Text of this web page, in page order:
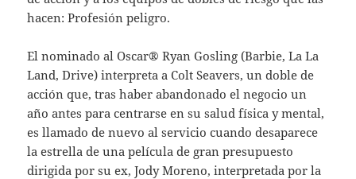
hacen: Profesión peligro.
El nominado al Oscar® Ryan Gosling (Barbie, La La
Land, Drive) interpreta a Colt Seavers, un doble de
acción que, tras haber abandonado el negocio un
año antes para centrarse en su salud física y mental,
es llamado de nuevo al servicio cuando desaparece
la estrella de una película de gran presupuesto
dirigida por su ex, Jody Moreno, interpretada por la